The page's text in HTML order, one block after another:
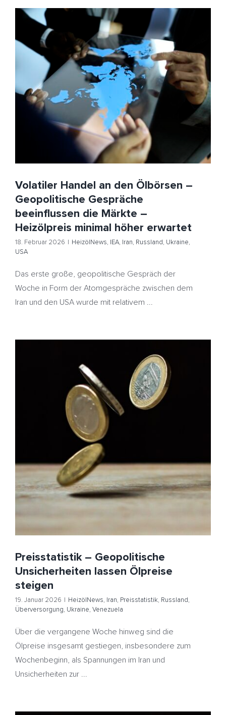
Volatiler Handel an den Ölbörsen – Geopolitische
Gespräche beeinflussen die Märkte – Heizölpreis
minimal höher erwartet
HeizölNews IEA Iran Russland Ukraine
Volatiler Handel an den Ölbörsen –
Geopolitische Gespräche
beeinflussen die Märkte –
Heizölpreis minimal höher erwartet
18. Februar 2026 | HeizölNews, IEA, Iran, Russland, Ukraine,
USA
Das erste große, geopolitische Gespräch der
Woche in Form der Atomgespräche zwischen dem
Iran und den USA wurde mit relativem ...
Preisstatistik – Geopolitische Unsicherheiten lassen
Ölpreise steigen
HeizölNews Iran
Überversorgung Ukraine Venezuela
Preisstatistik – Geopolitische
Unsicherheiten lassen Ölpreise
steigen
19. Januar 2026 | HeizölNews, Iran, Preisstatistik, Russland,
Überversorgung, Ukraine, Venezuela
Über die vergangene Woche hinweg sind die
Ölpreise insgesamt gestiegen, insbesondere zum
Wochenbeginn, als Spannungen im Iran und
Unsicherheiten zur ...